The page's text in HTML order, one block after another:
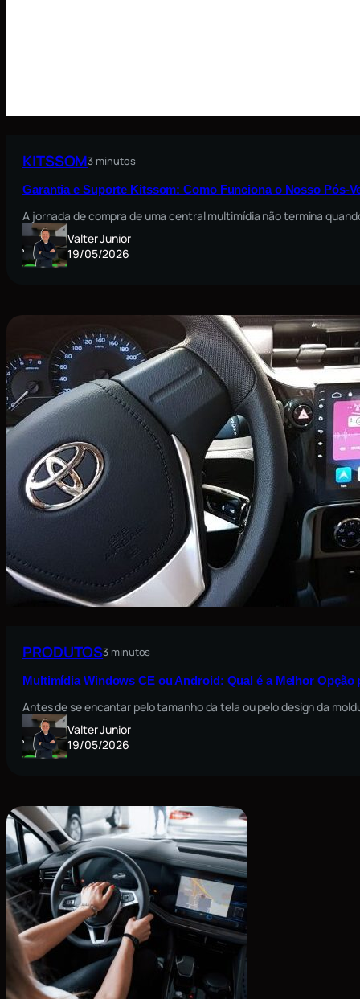
KITSSOM3 minutos
Garantia e Suporte Kitssom: Como Funciona o Nosso Pós-
A jornada de compra de uma central multimídia não termina
Valter Junior
19/05/2026
PRODUTOS3 minutos
Multimídia Windows CE ou Android: Qual é a Melhor Opção
Antes de se encantar pelo tamanho da tela ou pelo design da
Valter Junior
19/05/2026